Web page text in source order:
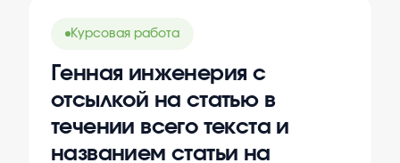
Курсовая работа
Генная инженерия с
отсылкой на статью в
течении всего текста и
названием статьи на